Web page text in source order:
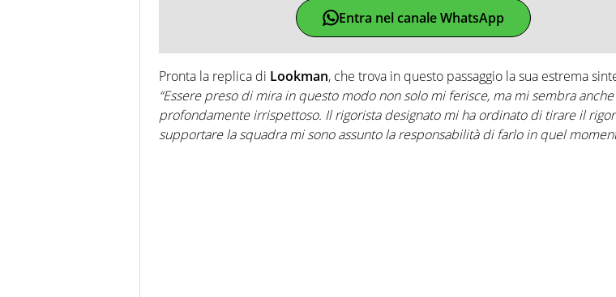
Entra nel canale WhatsApp
Pronta la replica di Lookman, che trova in questo passaggio la sua estrema
“Essere preso di mira in questo modo non solo mi ferisce, ma mi sembra anche
profondamente irrispettoso. Il rigorista designato mi ha ordinato di tirare il
supportare la squadra mi sono assunto la responsabilità di farlo in quel